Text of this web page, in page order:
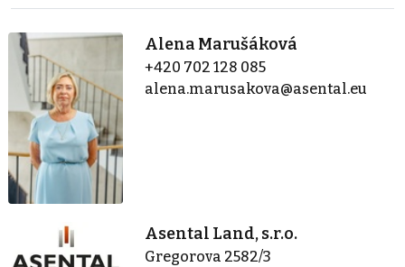
Alena Marušáková
+420 702 128 085
alena.marusakova@asental.eu
Asental Land, s.r.o.
Gregorova 2582/3